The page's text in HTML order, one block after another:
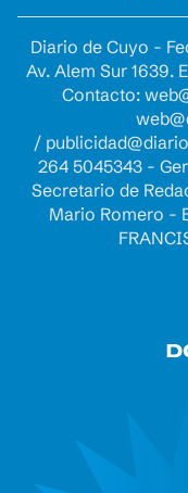
Diario de Cuyo -
Av. Alem Sur 1639.
Contacto:
/
264 5045343 -
Secretario de
Mario Romero -